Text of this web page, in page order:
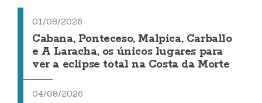
01/08/2026
Cabana, Ponteceso, Malpica, Carballo
e A Laracha, os únicos lugares para
ver a eclipse total na Costa da Morte
04/08/2026